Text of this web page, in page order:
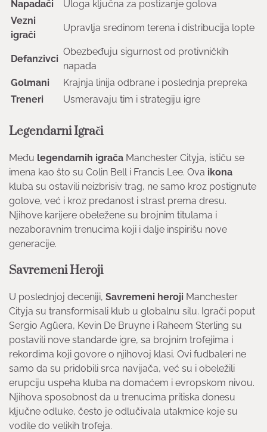
Napadači
Uloga ključna za postizanje golova
Vezni
igrači
Upravlja sredinom terena i distribucija lopte
Defanzivci
Obezbeđuju sigurnost od protivničkih
napada
Golmani
Krajnja linija odbrane i poslednja prepreka
Treneri
Usmeravaju tim i strategiju igre
Legendarni Igrači
Među legendarnih igrača Manchester Cityja, ističu se
imena kao što su Colin Bell i Francis Lee. Ova ikona
kluba su ostavili neizbrisiv trag, ne samo kroz postignute
golove, već i kroz predanost i strast prema dresu.
Njihove karijere obeležene su brojnim titulama i
nezaboravnim trenucima koji i dalje inspirišu nove
generacije.
Savremeni Heroji
U poslednjoj deceniji, Savremeni heroji Manchester
Cityja su transformisali klub u globalnu silu. Igrači poput
Sergio Agüera, Kevin De Bruyne i Raheem Sterling su
postavili nove standarde igre, sa brojnim trofejima i
rekordima koji govore o njihovoj klasi. Ovi fudbaleri ne
samo da su pridobili srca navijača, već su i obeležili
erupciju uspeha kluba na domaćem i evropskom nivou.
Njihova sposobnost da u trenucima pritiska donesu
ključne odluke, često je odlučivala utakmice koje su
vodile do velikih trofeja.